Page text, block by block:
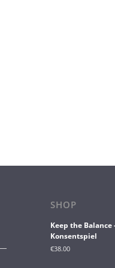
SHOP
Keep the Balance
Konsentspiel
€38.00